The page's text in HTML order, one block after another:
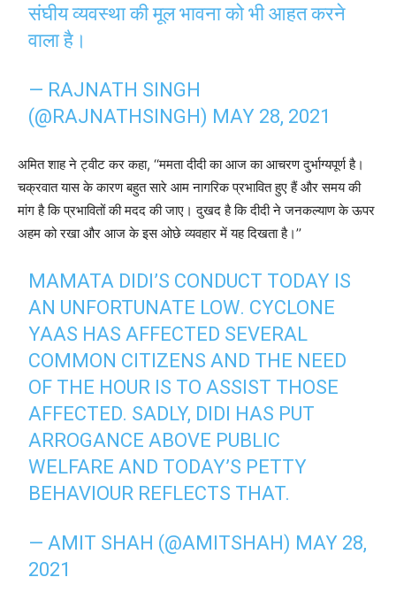
संघीय व्यवस्था की मूल भावना को भी आहत करने
वाला है।
— RAJNATH SINGH
(@RAJNATHSINGH) MAY 28, 2021
अमित शाह ने ट्वीट कर कहा, ‘‘ममता दीदी का आज का आचरण दुर्भाग्यपूर्ण है।
चक्रवात यास के कारण बहुत सारे आम नागरिक प्रभावित हुए हैं और समय की
मांग है कि प्रभावितों की मदद की जाए। दुखद है कि दीदी ने जनकल्याण के ऊपर
अहम को रखा और आज के इस ओछे व्यवहार में यह दिखता है।’’
MAMATA DIDI’S CONDUCT TODAY IS
AN UNFORTUNATE LOW. CYCLONE
YAAS HAS AFFECTED SEVERAL
COMMON CITIZENS AND THE NEED
OF THE HOUR IS TO ASSIST THOSE
AFFECTED. SADLY, DIDI HAS PUT
ARROGANCE ABOVE PUBLIC
WELFARE AND TODAY’S PETTY
BEHAVIOUR REFLECTS THAT.
— AMIT SHAH (@AMITSHAH) MAY 28,
2021